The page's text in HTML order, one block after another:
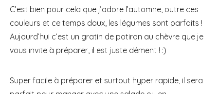
C’est bien pour cela que j’adore l’automne, outre ces
couleurs et ce temps doux, les légumes sont parfaits !
Aujourd’hui c’est un gratin de potiron au chèvre que je
vous invite à préparer, il est juste dément ! :)
Super facile à préparer et surtout hyper rapide, il sera